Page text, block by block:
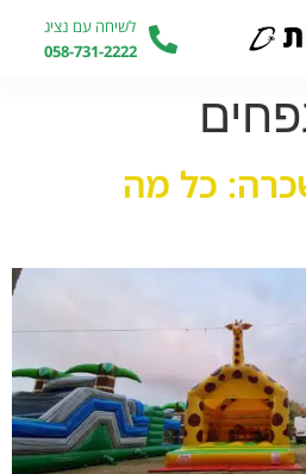
לשיחה עם נציג
058-731-2222
כל מה